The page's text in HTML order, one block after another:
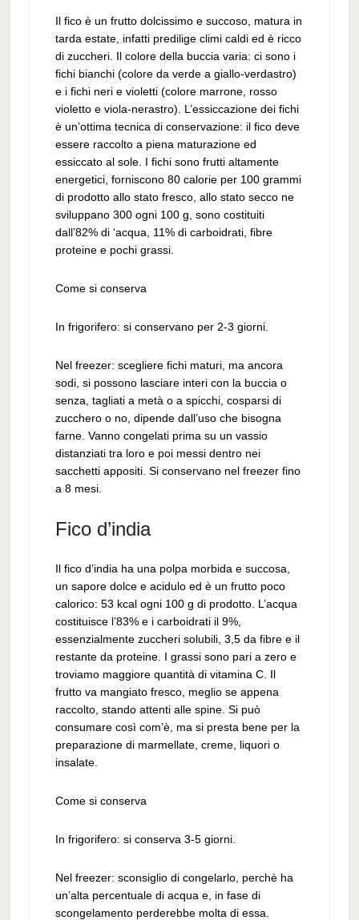
Il fico è un frutto dolcissimo e succoso, matura in
tarda estate, infatti predilige climi caldi ed è ricco
di zuccheri. Il colore della buccia varia: ci sono i
fichi bianchi (colore da verde a giallo-verdastro)
e i fichi neri e violetti (colore marrone, rosso
violetto e viola-nerastro). L’essiccazione dei fichi
è un’ottima tecnica di conservazione: il fico deve
essere raccolto a piena maturazione ed
essiccato al sole. I fichi sono frutti altamente
energetici, forniscono 80 calorie per 100 grammi
di prodotto allo stato fresco, allo stato secco ne
sviluppano 300 ogni 100 g, sono costituiti
dall’82% di ‘acqua, 11% di carboidrati, fibre
proteine e pochi grassi.
Come si conserva
In frigorifero: si conservano per 2-3 giorni.
Nel freezer: scegliere fichi maturi, ma ancora
sodi, si possono lasciare interi con la buccia o
senza, tagliati a metà o a spicchi, cosparsi di
zucchero o no, dipende dall’uso che bisogna
farne. Vanno congelati prima su un vassio
distanziati tra loro e poi messi dentro nei
sacchetti appositi. Si conservano nel freezer fino
a 8 mesi.
Fico d’india
Il fico d’india ha una polpa morbida e succosa,
un sapore dolce e acidulo ed è un frutto poco
calorico: 53 kcal ogni 100 g di prodotto. L’acqua
costituisce l’83% e i carboidrati il 9%,
essenzialmente zuccheri solubili, 3,5 da fibre e il
restante da proteine. I grassi sono pari a zero e
troviamo maggiore quantità di vitamina C. Il
frutto va mangiato fresco, meglio se appena
raccolto, stando attenti alle spine. Si può
consumare così com’è, ma si presta bene per la
preparazione di marmellate, creme, liquori o
insalate.
Come si conserva
In frigorifero: si conserva 3-5 giorni.
Nel freezer: sconsiglio di congelarlo, perchè ha
un’alta percentuale di acqua e, in fase di
scongelamento perderebbe molta di essa.